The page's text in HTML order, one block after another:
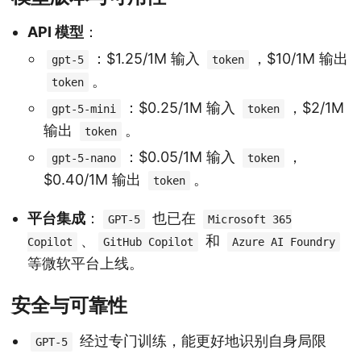
API 模型 ：
gpt-5 ：$1.25/1M 输入 token ，$10/1M 输出
token 。
gpt-5-mini ：$0.25/1M 输入 token
，$2/1M
输出
token 。
gpt-5-nano ：$0.05/1M 输入 token
，
$0.40/1M 输出
token 。
平台集成 ： GPT-5 也已在
Microsoft 365
Copilot
、 GitHub Copilot 和 Azure AI Foundry
等微软平台上线。
安全与可靠性
GPT-5
经过专门训练，能更好地识别自身局限